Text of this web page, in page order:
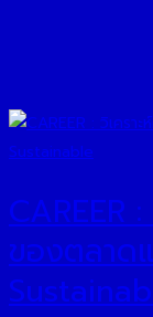
CAREER
ของตลาด